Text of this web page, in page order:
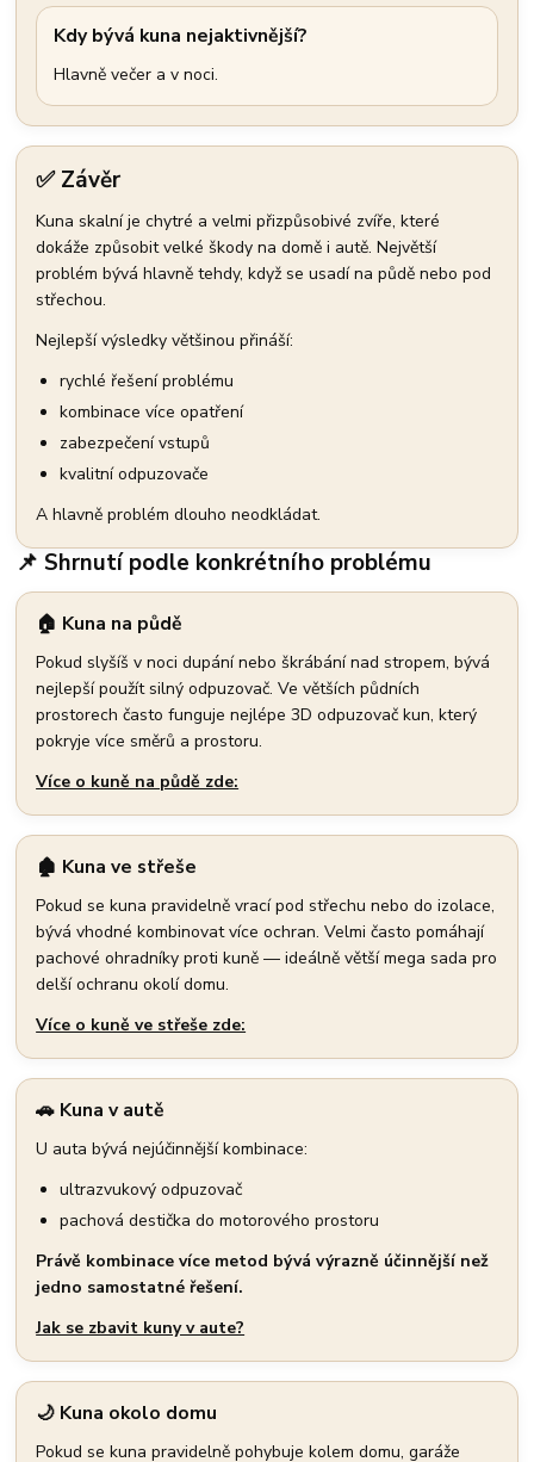
Kdy bývá kuna nejaktivnější?
Hlavně večer a v noci.
✅ Závěr
Kuna skalní je chytré a velmi přizpůsobivé zvíře, které
dokáže způsobit velké škody na domě i autě. Největší
problém bývá hlavně tehdy, když se usadí na půdě nebo pod
střechou.
Nejlepší výsledky většinou přináší:
rychlé řešení problému
kombinace více opatření
zabezpečení vstupů
kvalitní odpuzovače
A hlavně problém dlouho neodkládat.
📌 Shrnutí podle konkrétního problému
🏠 Kuna na půdě
Pokud slyšíš v noci dupání nebo škrábání nad stropem, bývá
nejlepší použít silný odpuzovač. Ve větších půdních
prostorech často funguje nejlépe 3D odpuzovač kun, který
pokryje více směrů a prostoru.
Více o kuně na půdě zde:
🏚️ Kuna ve střeše
Pokud se kuna pravidelně vrací pod střechu nebo do izolace,
bývá vhodné kombinovat více ochran. Velmi často pomáhají
pachové ohradníky proti kuně — ideálně větší mega sada pro
delší ochranu okolí domu.
Více o kuně ve střeše zde:
🚗 Kuna v autě
U auta bývá nejúčinnější kombinace:
ultrazvukový odpuzovač
pachová destička do motorového prostoru
Právě kombinace více metod bývá výrazně účinnější než
jedno samostatné řešení.
Jak se zbavit kuny v aute?
🌙 Kuna okolo domu
Pokud se kuna pravidelně pohybuje kolem domu, garáže